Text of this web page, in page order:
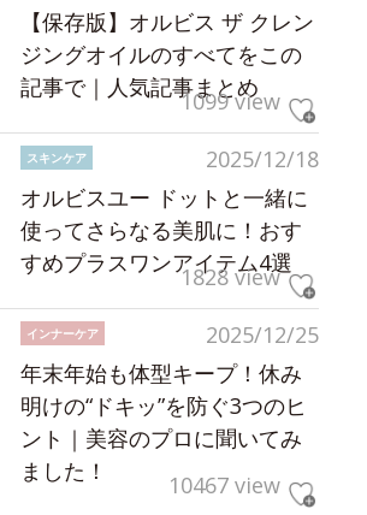
【保存版】オルビス ザ クレン
ジングオイルのすべてをこの
記事で｜人気記事まとめ
1099 view
2025/12/18
スキンケア
オルビスユー ドットと一緒に
使ってさらなる美肌に！おす
すめプラスワンアイテム4選
1828 view
2025/12/25
インナーケア
年末年始も体型キープ！休み
明けの“ドキッ”を防ぐ3つのヒ
ント｜美容のプロに聞いてみ
ました！
10467 view